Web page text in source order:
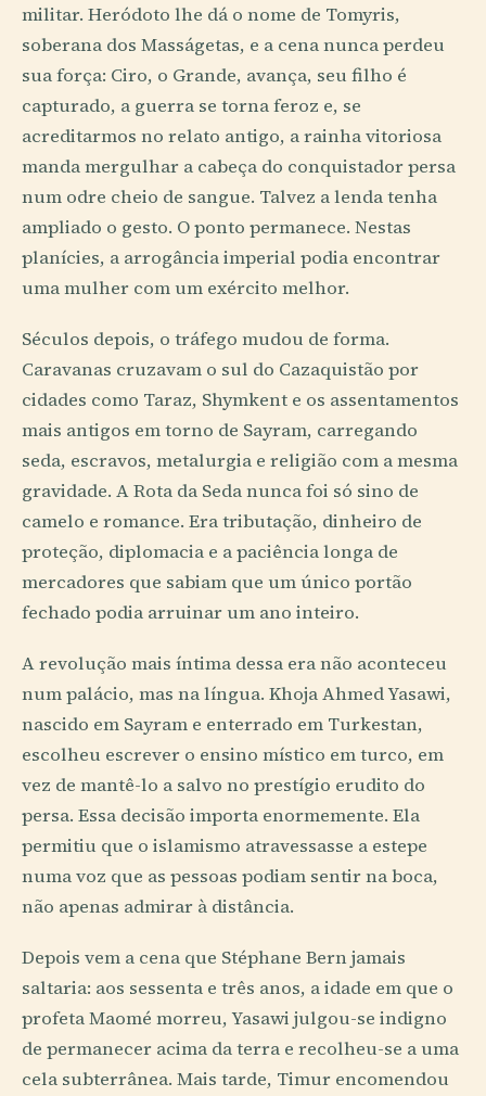
militar. Heródoto lhe dá o nome de Tomyris,
soberana dos Masságetas, e a cena nunca perdeu
sua força: Ciro, o Grande, avança, seu filho é
capturado, a guerra se torna feroz e, se
acreditarmos no relato antigo, a rainha vitoriosa
manda mergulhar a cabeça do conquistador persa
num odre cheio de sangue. Talvez a lenda tenha
ampliado o gesto. O ponto permanece. Nestas
planícies, a arrogância imperial podia encontrar
uma mulher com um exército melhor.
Séculos depois, o tráfego mudou de forma.
Caravanas cruzavam o sul do Cazaquistão por
cidades como Taraz, Shymkent e os assentamentos
mais antigos em torno de Sayram, carregando
seda, escravos, metalurgia e religião com a mesma
gravidade. A Rota da Seda nunca foi só sino de
camelo e romance. Era tributação, dinheiro de
proteção, diplomacia e a paciência longa de
mercadores que sabiam que um único portão
fechado podia arruinar um ano inteiro.
A revolução mais íntima dessa era não aconteceu
num palácio, mas na língua. Khoja Ahmed Yasawi,
nascido em Sayram e enterrado em Turkestan,
escolheu escrever o ensino místico em turco, em
vez de mantê-lo a salvo no prestígio erudito do
persa. Essa decisão importa enormemente. Ela
permitiu que o islamismo atravessasse a estepe
numa voz que as pessoas podiam sentir na boca,
não apenas admirar à distância.
Depois vem a cena que Stéphane Bern jamais
saltaria: aos sessenta e três anos, a idade em que o
profeta Maomé morreu, Yasawi julgou-se indigno
de permanecer acima da terra e recolheu-se a uma
cela subterrânea. Mais tarde, Timur encomendou